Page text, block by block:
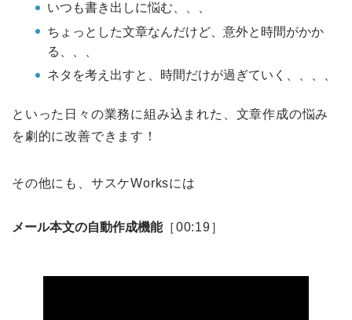
いつも書き出しに悩む、、、
ちょっとした文章なんだけど、意外と時間がかか
る、、、
ネタを考え出すと、時間だけが過ぎていく、、、、
といった日々の業務に組み込まれた、文章作成の悩み
を劇的に改善できます！
その他にも、サスケWorksには
メール本文の自動作成機能［00:19］